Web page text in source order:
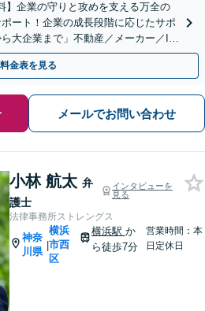
】企業の守りと攻めを支える万全の
ート！企業の成長段階に応じたサポ
大企業まで」不動産／メーカー／IT
料金表を見る
メールでお問い合わせ
小林 航太 弁
護士
インタビューを
見る
法律事務所ストレングス
神奈
川県
|
横浜
市西
区
横浜駅 か
ら徒歩7分
営業時間：本
日定休日